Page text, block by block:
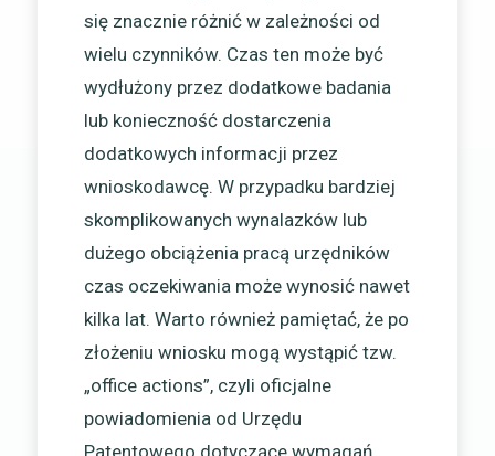
się znacznie różnić w zależności od
wielu czynników. Czas ten może być
wydłużony przez dodatkowe badania
lub konieczność dostarczenia
dodatkowych informacji przez
wnioskodawcę. W przypadku bardziej
skomplikowanych wynalazków lub
dużego obciążenia pracą urzędników
czas oczekiwania może wynosić nawet
kilka lat. Warto również pamiętać, że po
złożeniu wniosku mogą wystąpić tzw.
„office actions”, czyli oficjalne
powiadomienia od Urzędu
Patentowego dotyczące wymagań